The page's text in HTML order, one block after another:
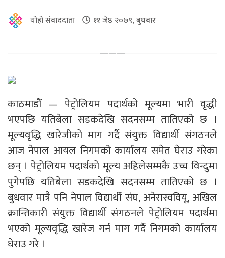
योहो संवाददाता ११ जेष्ठ २०७९, बुधबार
काठमाडौँ — पेट्रोलियम पदार्थको मूल्यमा भारी वृद्धी
भएपछि यतिबेला सडकदेखि सदनसम्म तातिएको छ ।
मूल्यवृद्धि खारेजीको माग गर्दै संयुक्त विद्यार्थी संगठनले
आज नेपाल आयल निगमको कार्यालय समेत घेराउ गरेका
छन् । पेट्रोलियम पदार्थको मूल्य अहिलेसम्मकै उच्च विन्दुमा
पुगेपछि यतिबेला सडकदेखि सदनसम्म तातिएको छ ।
बुधवार मात्रै पनि नेपाल विद्यार्थी संघ, अनेरास्ववियू, अखिल
क्रान्तिकारी संयुक्त विद्यार्थी संगठनले पेट्रोलियम पदार्थमा
भएको मूल्यवृद्धि खारेज गर्न माग गर्दै निगमको कार्यालय
घेराउ गरे ।